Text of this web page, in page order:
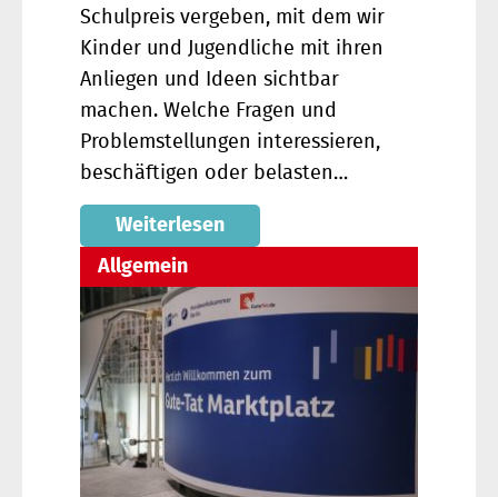
Schulpreis vergeben, mit dem wir
Kinder und Jugendliche mit ihren
Anliegen und Ideen sichtbar
machen. Welche Fragen und
Problemstellungen interessieren,
beschäftigen oder belasten…
Weiterlesen
Allgemein